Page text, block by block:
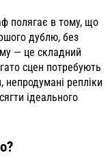
полягає в тому, що
дублю, без
— це складний
сцен потребують
непродумані репліки
ідеального